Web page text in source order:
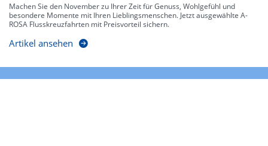
Machen Sie den November zu Ihrer Zeit für Genuss, Wohlgefühl und
besondere Momente mit Ihren Lieblingsmenschen. Jetzt ausgewählte A-
ROSA Flusskreuzfahrten mit Preisvorteil sichern.
Artikel ansehen